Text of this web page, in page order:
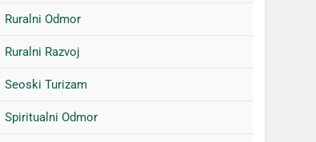
Ruralni Odmor
Ruralni Razvoj
Seoski Turizam
Spiritualni Odmor